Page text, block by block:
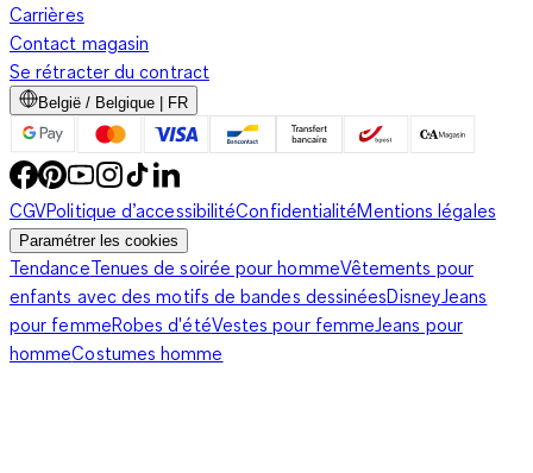
Carrières
Contact magasin
Se rétracter du contract
België / Belgique | FR
CGVPolitique d’accessibilitéConfidentialitéMentions légales
Paramétrer les cookies
TendanceTenues de soirée pour hommeVêtements pour
enfants avec des motifs de bandes dessinéesDisneyJeans
pour femmeRobes d'étéVestes pour femmeJeans pour
hommeCostumes homme